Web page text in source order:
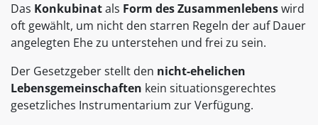
Das Konkubinatals Form des Zusammenlebenswird
oft gewählt, um nicht den starren Regeln der auf Dauer
angelegten Ehe zu unterstehen und frei zu sein.
Der Gesetzgeber stellt den nicht-ehelichen
Lebensgemeinschaften kein situationsgerechtes
gesetzliches Instrumentarium zur Verfügung.